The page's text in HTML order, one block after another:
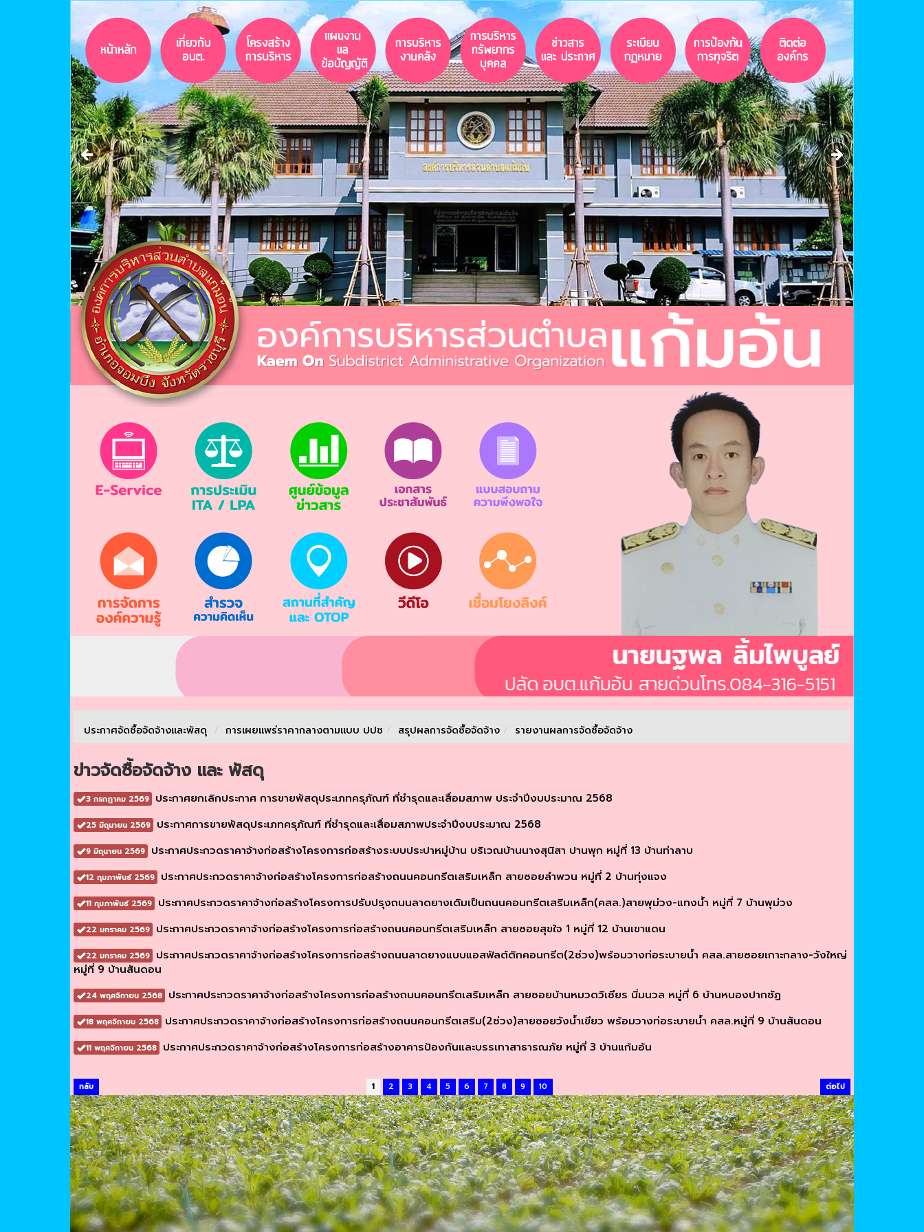
ประกาศจัดชื้อจัดจ้างเเละพัสดุ / การเผยเเพร่ราคากลางตามเเบบ ปปช / สรุปผลการจัดซื้อจัดจ้าง / รายงานผลการจัดซื้อจัดจ้าง
ข่าวจัดซื้อจัดจ้าง และ พัสดุ
3 กรกฎาคม 2569 ประกาศยกเลิกประกาศ การขายพัสดุประเภทครุภัณฑ์ ที่ชำรุดและเสื่อมสภาพ ประจำปีงบประมาณ 2568
25 มิถุนายน 2569 ประกาศการขายพัสดุประเภทครุภัณฑ์ ที่ชำรุดและเสื่อมสภาพประจำปีงบประมาณ 2568
9 มิถุนายน 2569 ประกาศประกวดราคาจ้างก่อสร้างโครงการก่อสร้างระบบประปาหมู่บ้าน บริเวณบ้านนางสุนิสา ปานพุก หมู่ที่ 13 บ้านท่าลาบ
12 กุมภาพันธ์ 2569 ประกาศประกวดราคาจ้างก่อสร้างโครงการก่อสร้างถนนคอนกรีตเสริมเหล็ก สายซอยลำพวน หมู่ที่ 2 บ้านทุ่งแจง
11 กุมภาพันธ์ 2569 ประกาศประกวดราคาจ้างก่อสร้างโครงการปรับปรุงถนนลาดยางเดิมเป็นถนนคอนกรีตเสริมเหล็ก(คสล.)สายพุม่วง-แทงน้ำ หมู่ที่ 7 บ้านพุม่วง
22 มกราคม 2569 ประกาศประกวดราคาจ้างก่อสร้างโครงการก่อสร้างถนนคอนกรีตเสริมเหล็ก สายซอยสุขใจ 1 หมู่ที่ 12 บ้านเขาแดน
22 มกราคม 2569 ประกาศประกวดราคาจ้างก่อสร้างโครงการก่อสร้างถนนลาดยางแบบแอสฟัลต์ติกคอนกรีต(2ช่วง)พร้อมวางท่อระบายน้ำ คสล.สายซอยเกาะกลาง-วังใหญ่
หมู่ที่ 9 บ้านสันดอน
24 พฤศจิกายน 2568 ประกาศประกวดราคาจ้างก่อสร้างโครงการก่อสร้างถนนคอนกรีตเสริมเหล็ก สายซอยบ้านหมวดวิเชียร นิ่มนวล หมู่ที่ 6 บ้านหนองปากชัฏ
18 พฤศจิกายน 2568 ประกาศประกวดราคาจ้างก่อสร้างโครงการก่อสร้างถนนคอนกรีตเสริม(2ช่วง)สายซอยวังน้ำเขียว พร้อมวางท่อระบายน้ำ คสล.หมู่ที่ 9 บ้านสันดอน
11 พฤศจิกายน 2568 ประกาศประกวดราคาจ้างก่อสร้างโครงการก่อสร้างอาคารป้องกันและบรรเทาสาธารณภัย หมู่ที่ 3 บ้านแก้มอ้น
กลับ 1 2 3 4 5 6 7 8 9 10 ต่อไป